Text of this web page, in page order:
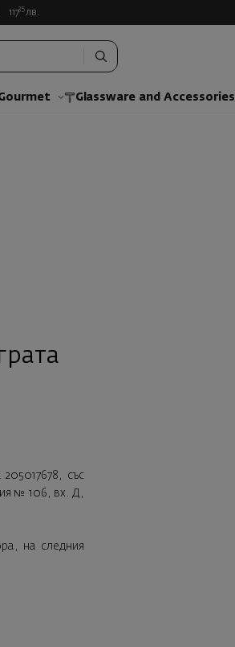
11735 лв.
Glassware and Аccessories
със
№ 106, вх. Д,
на следния